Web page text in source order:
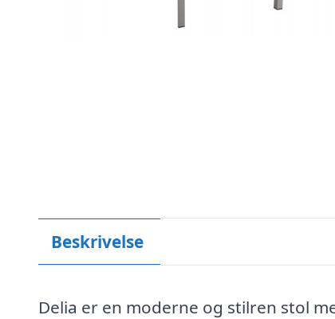
Beskrivelse
Delia er en moderne og stilren stol